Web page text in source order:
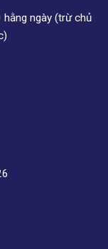
ngày (trừ chủ